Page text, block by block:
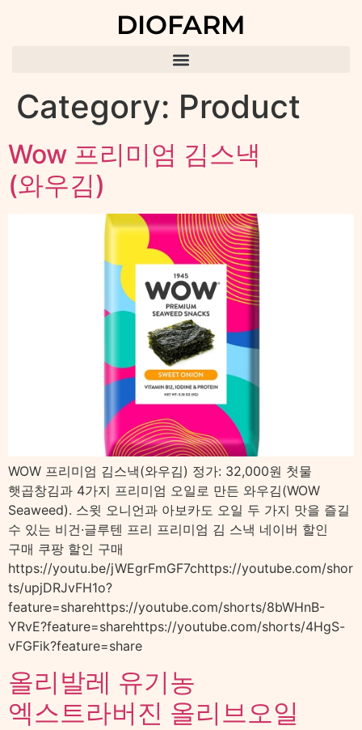
DIOFARM
Category: Product
Wow 프리미엄 김스낵
(와우김)
WOW 프리미엄 김스낵(와우김) 정가: 32,000원 첫물
햇곱창김과 4가지 프리미엄 오일로 만든 와우김(WOW
Seaweed). 스윗 오니언과 아보카도 오일 두 가지 맛을 즐길
수 있는 비건·글루텐 프리 프리미엄 김 스낵 네이버 할인
구매 쿠팡 할인 구매
https://youtu.be/jWEgrFmGF7chttps://youtube.com/shor
ts/upjDRJvFH1o?
feature=sharehttps://youtube.com/shorts/8bWHnB-
YRvE?feature=sharehttps://youtube.com/shorts/4HgS-
vFGFik?feature=share
올리발레 유기농
엑스트라버진 올리브오일